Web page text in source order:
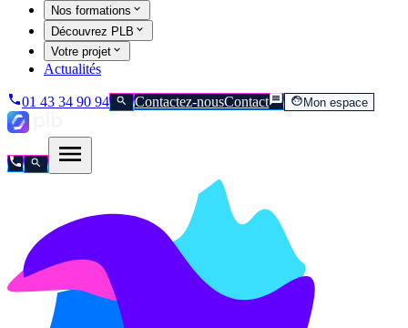
Nos formations
Découvrez PLB
Votre projet
Actualités
01 43 34 90 94 Contactez-nousContact Mon espace